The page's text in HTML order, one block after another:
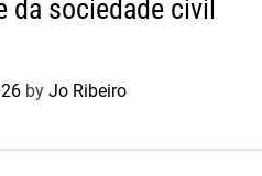
da sociedade civil
by Jo Ribeiro